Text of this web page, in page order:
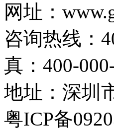
网址：
咨询热线
真：400-
地址：深圳
粤ICP备